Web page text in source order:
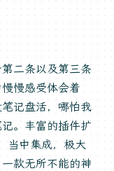
二条以及第三条
慢感受体会着
记盘活，哪怕我
。丰富的插件扩
当中集成，极大
款无所不能的神